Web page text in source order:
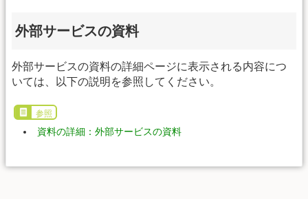
外部サービスの資料
外部サービスの資料の詳細ページに表示される内容につ
いては、以下の説明を参照してください。
参照
資料の詳細：外部サービスの資料